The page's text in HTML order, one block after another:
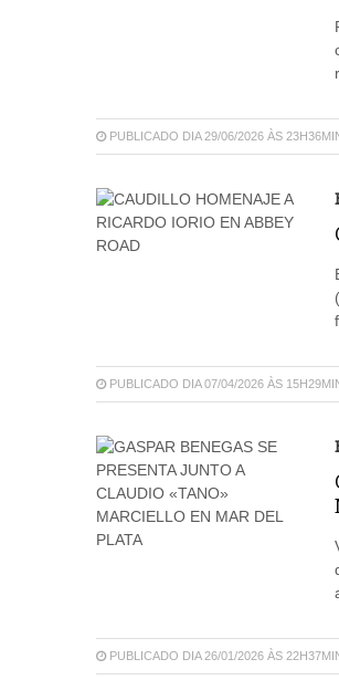
PUBLICADO DIA 29/06/2026 ÀS
PUBLICADO DIA 07/04/2026 ÀS
PUBLICADO DIA 26/01/2026 ÀS